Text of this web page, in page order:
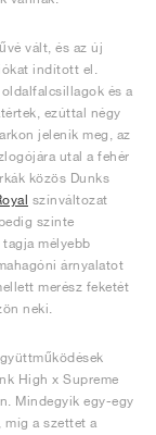
vált, és az új
indított el.
és a
ezúttal négy
jelenik meg, az
utal a fehér
közös Dunks
színváltozat
pedig szinte
mélyebb
árnyalatot
merész feketét
neki.
High x Supreme
Mindegyik egy-egy
míg a szettet a